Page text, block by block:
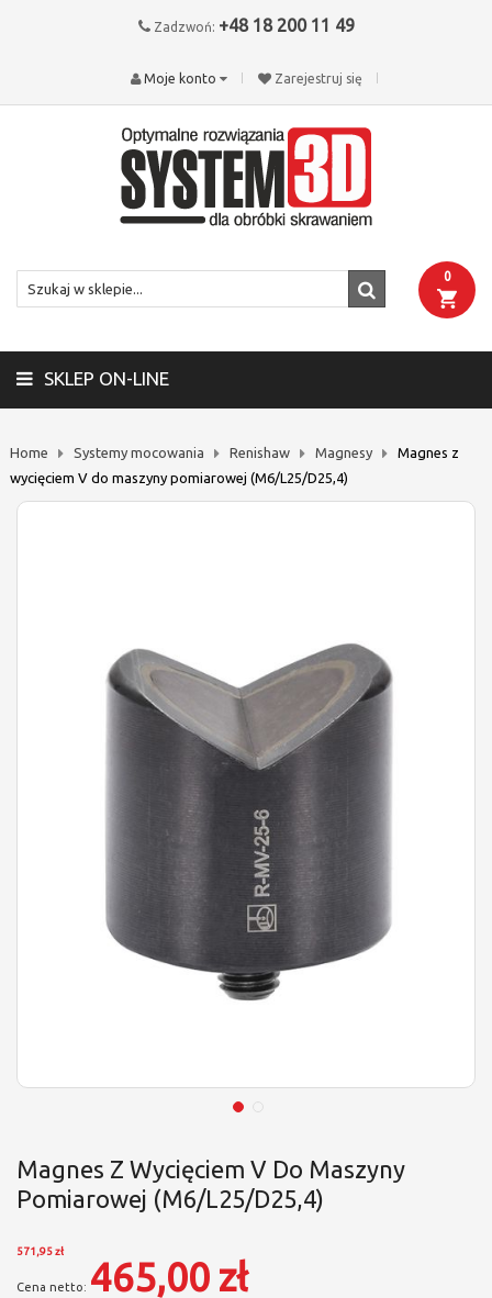
Zadzwoń: +48 18 200 11 49
Zarejestruj się
Moje konto
0
SKLEP ON-LINE
Home Systemy mocowania Renishaw Magnesy
Magnes z
wycięciem V do maszyny pomiarowej (M6/L25/D25,4)
Magnes Z Wycięciem V Do Maszyny
Pomiarowej (M6/L25/D25,4)
571,95 zł
465,00 zł